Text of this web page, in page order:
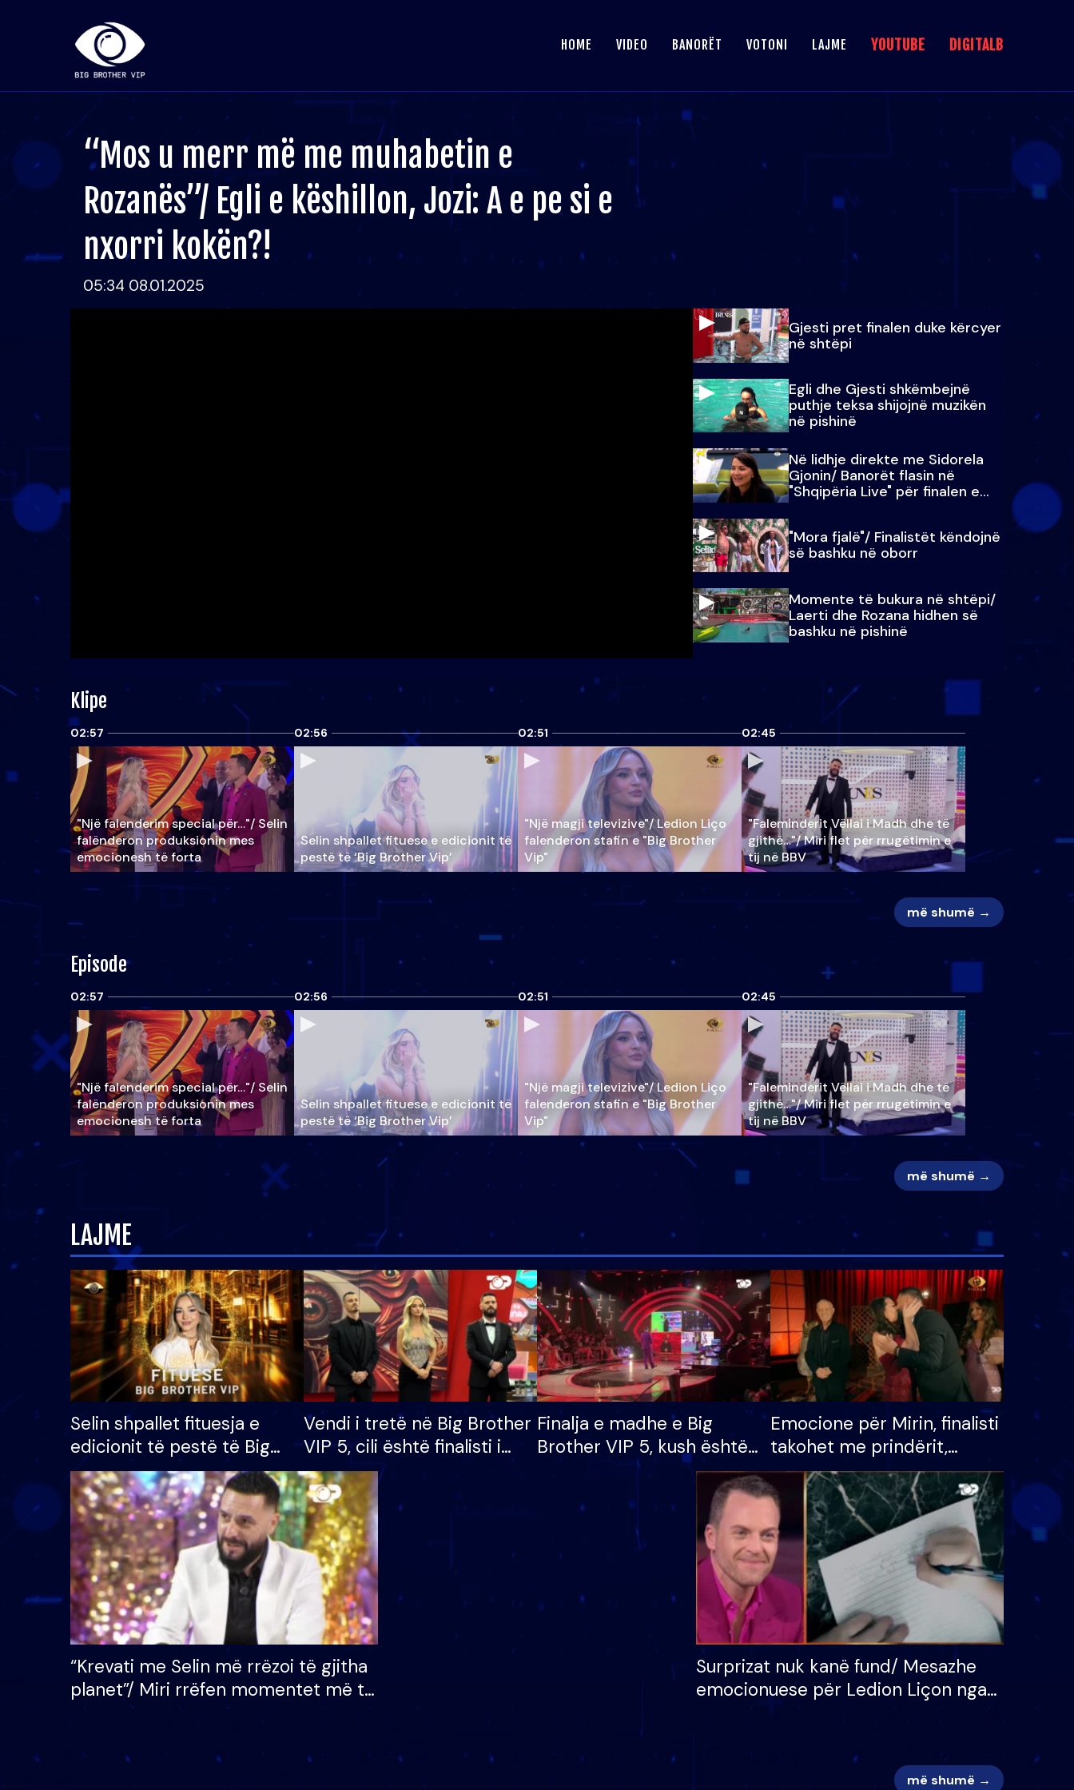
HOME VIDEO BANORËT VOTONI LAJME YOUTUBE DIGITALB
“Mos u merr më me muhabetin e
Rozanës”/ Egli e këshillon, Jozi: A e pe si e
nxorri kokën?!
05:34 08.01.2025
Gjesti pret finalen duke kërcyer
në shtëpi
Egli dhe Gjesti shkëmbejnë
puthje teksa shijojnë muzikën
në pishinë
Në lidhje direkte me Sidorela
Gjonin/ Banorët flasin në
"Shqipëria Live" për finalen e
madhe
"Mora fjalë"/ Finalistët këndojnë
së bashku në oborr
Momente të bukura në shtëpi/
Laerti dhe Rozana hidhen së
bashku në pishinë
Klipe
02:57
"Një falenderim special për…"/ Selin
falënderon produksionin mes
emocionesh të forta
02:56
Selin shpallet fituese e edicionit të
pestë të ‘Big Brother Vip’
02:51
"Një magji televizive"/ Ledion Liço
falenderon stafin e "Big Brother
Vip"
02:45
"Faleminderit Vëllai i Madh dhe të
gjithë…"/ Miri flet për rrugëtimin e
tij në BBV
më shumë →
Episode
02:57
"Një falenderim special për…"/ Selin
falënderon produksionin mes
emocionesh të forta
02:56
Selin shpallet fituese e edicionit të
pestë të ‘Big Brother Vip’
02:51
"Një magji televizive"/ Ledion Liço
falenderon stafin e "Big Brother
Vip"
02:45
"Faleminderit Vëllai i Madh dhe të
gjithë…"/ Miri flet për rrugëtimin e
tij në BBV
më shumë →
LAJME
Selin shpallet fituesja e
edicionit të pestë të Big
Brother VIP, rrëmben
çmimin e madh prej 100
mijë eurosh
Vendi i tretë në Big Brother
VIP 5, cili është finalisti i
radhës që lë shtëpinë
Finalja e madhe e Big
Brother VIP 5, kush është
banori i parë që lë shtëpinë
dhe humb mundësinë për
të fituar çmimin e madh
Emocione për Mirin, finalisti
takohet me prindërit,
vajzën dhe bashkëshorten:
S’kemi ndonjë letër divorci
apo jo?
“Krevati me Selin më rrëzoi të gjitha
planet”/ Miri rrëfen momentet më të
bukura në shtëpinë e BB VIP: Do më
Surprizat nuk kanë fund/ Mesazhe
emocionuese për Ledion Liçon nga
nëna dhe fëmijët e tij, moderatori
më shumë →